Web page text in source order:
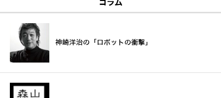
コラム
神崎洋治の「ロボットの衝撃」